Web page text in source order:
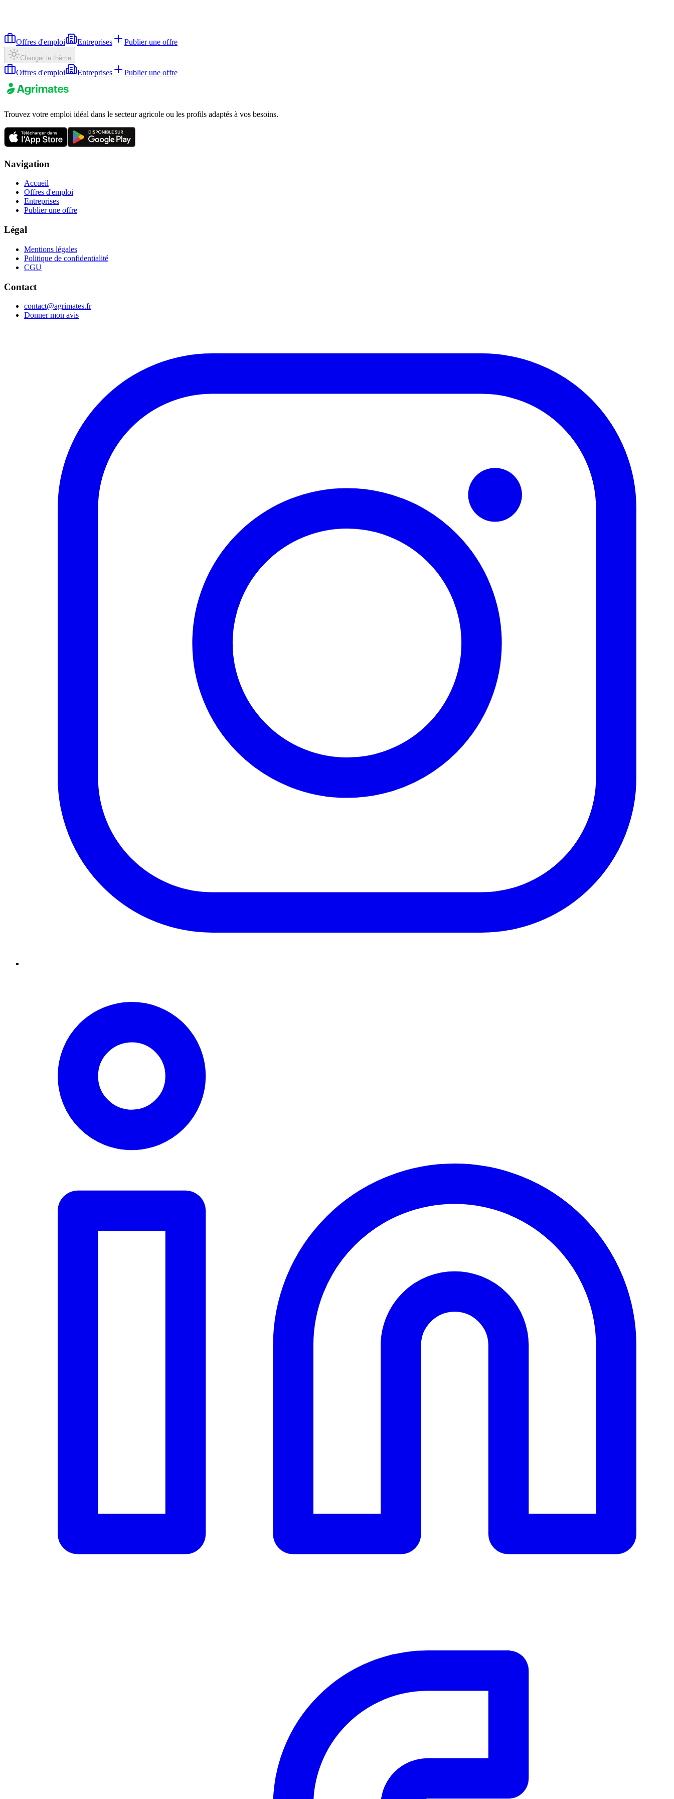
Offres d'emploi Entreprises Publier une offre
Changer le thème
Offres d'emploi Entreprises Publier une offre
Trouvez votre emploi idéal dans le secteur agricole ou les profils adaptés à vos besoins.
Navigation
Accueil
Offres d'emploi
Entreprises
Publier une offre
Légal
Mentions légales
Politique de confidentialité
CGU
Contact
contact@agrimates.fr
Donner mon avis